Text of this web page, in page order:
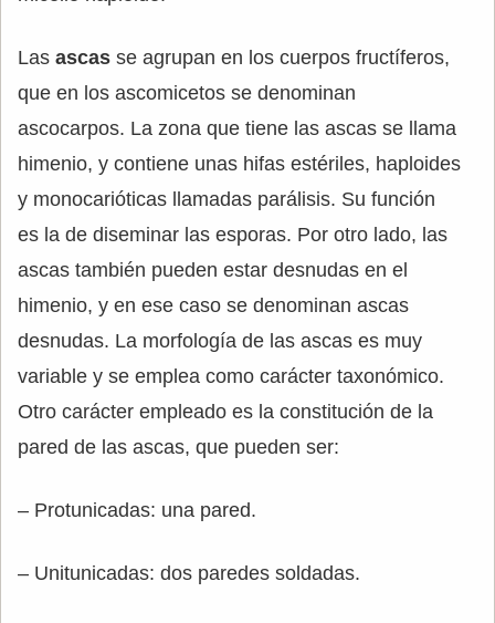
Las ascas se agrupan en los cuerpos fructíferos,
que en los ascomicetos se denominan
ascocarpos. La zona que tiene las ascas se llama
himenio, y contiene unas hifas estériles, haploides
y monocarióticas llamadas parálisis. Su función
es la de diseminar las esporas. Por otro lado, las
ascas también pueden estar desnudas en el
himenio, y en ese caso se denominan ascas
desnudas. La morfología de las ascas es muy
variable y se emplea como carácter taxonómico.
Otro carácter empleado es la constitución de la
pared de las ascas, que pueden ser:
– Protunicadas: una pared.
– Unitunicadas: dos paredes soldadas.